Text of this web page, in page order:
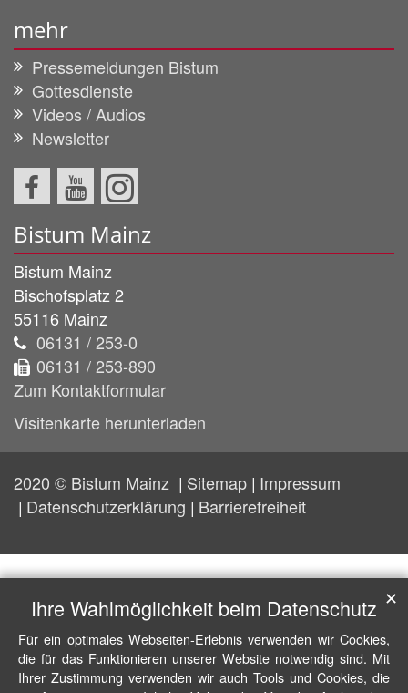
mehr
Pressemeldungen Bistum
Gottesdienste
Videos / Audios
Newsletter
Bistum Mainz
Bistum Mainz
Bischofsplatz 2
55116 Mainz
06131 / 253-0
06131 / 253-890
Zum Kontaktformular
Visitenkarte herunterladen
2020 © Bistum Mainz Sitemap Impressum
Datenschutzerklärung
Barrierefreiheit
Ihre Wahlmöglichkeit beim Datenschutz
Für ein optimales Webseiten-Erlebnis verwenden wir Cookies,
die für das Funktionieren unserer Website notwendig sind. Mit
Ihrer Zustimmung verwenden wir auch Tools und Cookies, die
✕